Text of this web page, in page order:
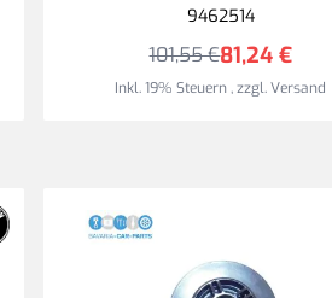
9462514
81,24 €
101,55 €
Inkl. 19% Steuern,zzgl.Versand